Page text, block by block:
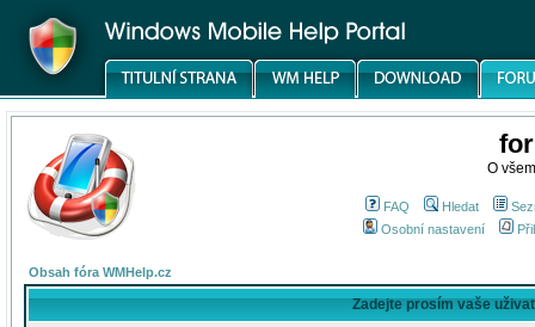
O
FAQ Hledat
Osobní nastavení
Obsah fóra WMHelp.cz
Zadejte prosím vaše